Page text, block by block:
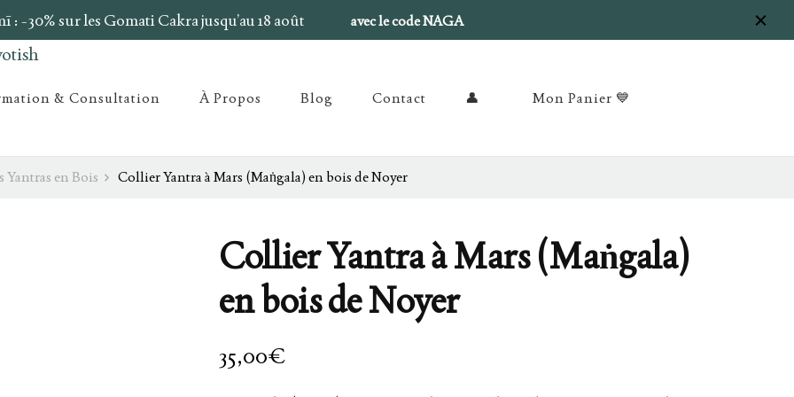
: -30% sur les Gomati Cakra jusqu’au 18 août avec le code NAGA
& Consultation À Propos Blog Contact 👤 Mon Panier 💙
en Bois Collier Yantra à Mars (Maṅgala) en bois de Noyer
Collier Yantra à Mars (Maṅgala)
en bois de Noyer
35,00€